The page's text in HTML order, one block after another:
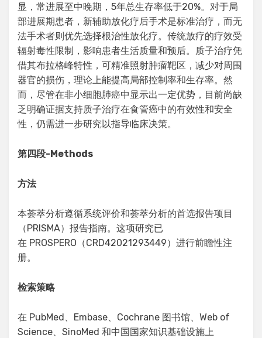
显，常进展至中晚期，5年总生存率低于20%。对于局
部进展期患者，新辅助放化疗后手术是标准治疗，而无
法手术者则优先选择根治性放化疗。传统放疗的疗效受
辐射毒性限制，影响患者生活质量和预后。质子治疗凭
借其布拉格峰特性，可精准照射肿瘤靶区，减少对周围
器官的损伤，理论上能提高局部控制率和生存率。然
而，尽管在非小细胞肺癌中显示出一定优势，目前尚缺
乏明确证据支持质子治疗在食管癌中的有效性和安全
性，仍需进一步研究以指导临床决策。
第四段-Methods
方法
本荟萃分析遵循系统评价和荟萃分析的首选报告项目
（PRISMA）报告指南。这项研究已
在 PROSPERO（CRD42021293449）进行前瞻性注
册。
检索策略
在 PubMed、Embase、Cochrane 图书馆、Web of
Science、SinoMed 和中国国家知识基础设施上